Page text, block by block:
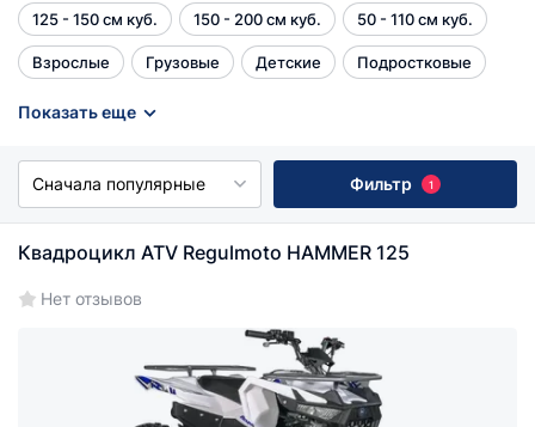
125 - 150 см куб. 150 - 200 см куб. 50 - 110 см куб.
Взрослые Грузовые Детские Подростковые
Все
Показать еще
Сначала популярные Фильтр 1
Квадроцикл ATV Regulmoto HAMMER 125
Нет отзывов